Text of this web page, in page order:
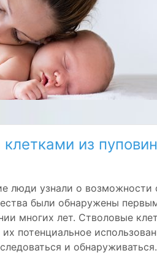
из
люди узнали о возможности
были обнаружены
многих лет. Стволовые
потенциальное
и